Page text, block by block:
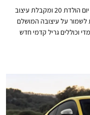
מכונית הספורט האייקונית אאודי TT חוגגת השנה יום הולדת 20 ומקבלת עיצוב
לשמור על עיצובה המושלם
וכוללים גריל קדמי חדש
נוספו להיצע וכן